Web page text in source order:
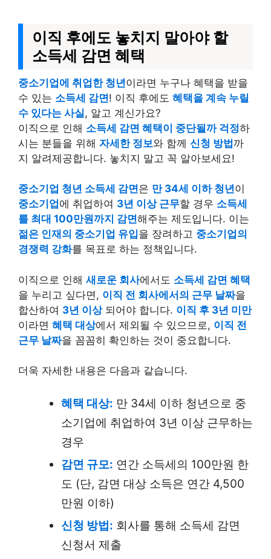
이직 후에도 놓치지 말아야 할
소득세 감면 혜택
중소기업에 취업한 청년이라면 누구나 혜택을 받을
수 있는 소득세 감면! 이직 후에도 혜택을 계속 누릴
수 있다는 사실, 알고 계신가요?
이직으로 인해 소득세 감면 혜택이 중단될까 걱정하
시는 분들을 위해 자세한 정보와 함께 신청 방법까
지 알려제공합니다. 놓치지 말고 꼭 알아보세요!
중소기업 청년 소득세 감면은 만 34세 이하 청년이
중소기업 에 취업하여 3년 이상 근무할 경우 소득세
를 최대 100만원까지 감면해주는 제도입니다. 이는
젊은 인재의 중소기업 유입을 장려하고 중소기업의
경쟁력 강화를 목표로 하는 정책입니다.
이직으로 인해 새로운 회사에서도 소득세 감면 혜택
을 누리고 싶다면, 이직 전 회사에서의 근무 날짜을
합산하여 3년 이상되어야 합니다. 이직 후 3년 미만
이라면 혜택 대상에서 제외될 수 있으므로, 이직 전
근무 날짜을 꼼꼼히 확인하는 것이 중요합니다.
더욱 자세한 내용은 다음과 같습니다.
혜택 대상: 만 34세 이하 청년으로 중
소기업에 취업하여 3년 이상 근무하는
경우
감면 규모: 연간 소득세의 100만원 한
도 (단, 감면 대상 소득은 연간 4,500
만원 이하)
신청 방법: 회사를 통해 소득세 감면
신청서 제출